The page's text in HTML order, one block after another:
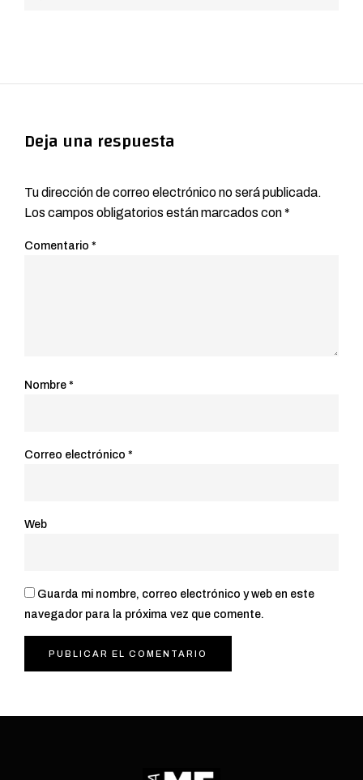
Deja una respuesta
Tu dirección de correo electrónico no será publicada.
Los campos obligatorios están marcados con*
Comentario *
Nombre *
Correo electrónico *
Web
Guarda mi nombre, correo electrónico y web en este
navegador para la próxima vez que comente.